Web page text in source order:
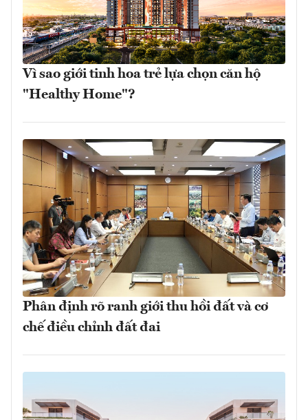
Vì sao giới tinh hoa trẻ lựa chọn căn hộ
"Healthy Home"?
Phân định rõ ranh giới thu hồi đất và cơ
chế điều chỉnh đất đai